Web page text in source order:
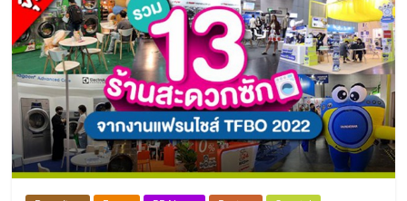
ประเทศไทย,
ThaiSMEsCenter,
รวม